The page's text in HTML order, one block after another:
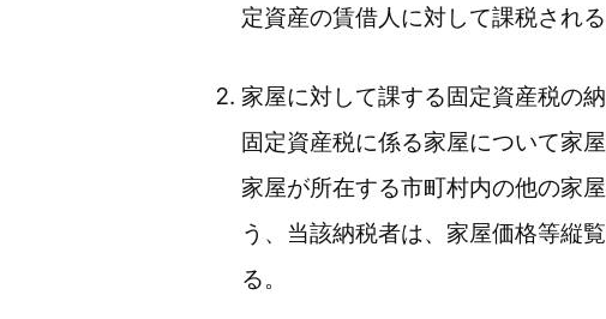
定資産の賃借人に対して課税される
家屋に対して課する固定資産税の
固定資産税に係る家屋について家
家屋が所在する市町村内の他の家
う、当該納税者は、家屋価格等縦
る。